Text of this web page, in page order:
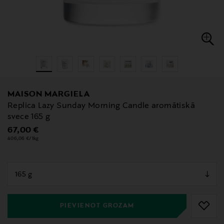
MAISON MARGIELA
Replica Lazy Sunday Morning Candle aromātiskā
svece 165 g
Original Price
67,00 €
406,06 €/1kg
PIEVIENOT GROZAM
null